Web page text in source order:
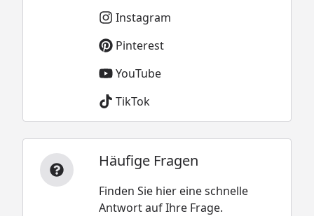
Instagram
Pinterest
YouTube
TikTok
Häufige Fragen
Finden Sie hier eine schnelle
Antwort auf Ihre Frage.